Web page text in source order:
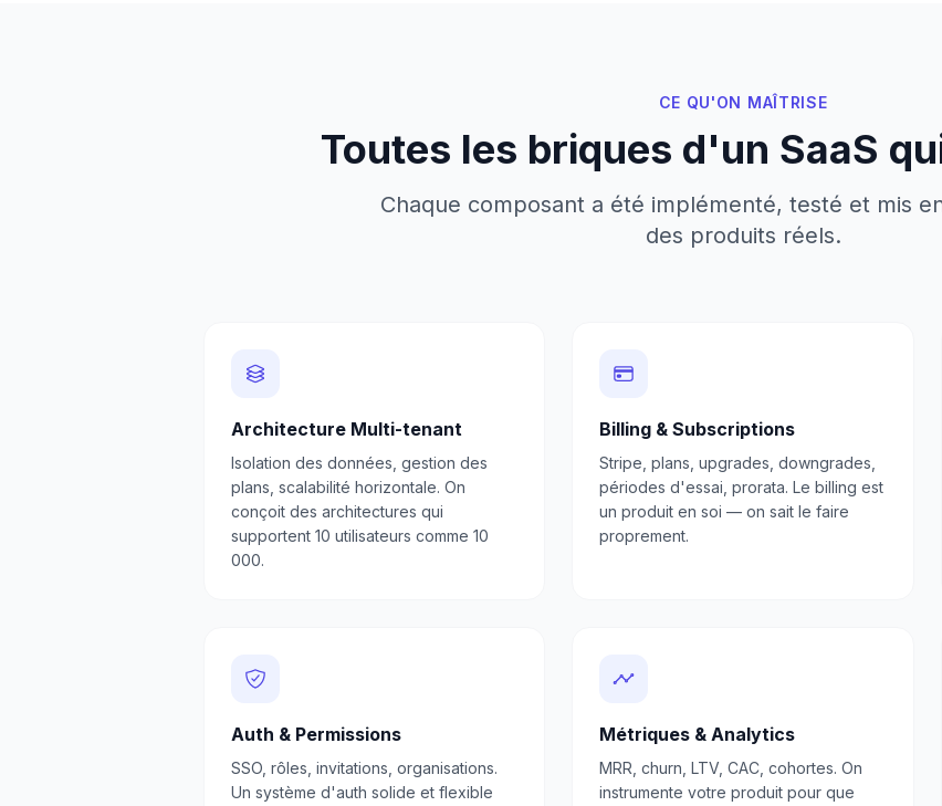
CE QU'ON MAÎTRISE
Toutes les briques d'un SaaS
Chaque composant a été implémenté, testé et mis
des produits réels.
Architecture Multi-tenant
Isolation des données, gestion des
plans, scalabilité horizontale. On
conçoit des architectures qui
supportent 10 utilisateurs comme 10
000.
Billing & Subscriptions
Stripe, plans, upgrades, downgrades,
périodes d'essai, prorata. Le billing est
un produit en soi — on sait le faire
proprement.
Auth & Permissions
SSO, rôles, invitations, organisations.
Un système d'auth solide et flexible
Métriques & Analytics
MRR, churn, LTV, CAC, cohortes. On
instrumente votre produit pour que